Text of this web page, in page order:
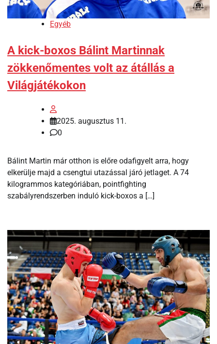
Egyéb
A kick-boxos Bálint Martinnak
zökkenőmentes volt az átállás a
Világjátékokon
2025. augusztus 11.
0
Bálint Martin már otthon is előre odafigyelt arra, hogy
elkerülje majd a csengtui utazással járó jetlaget. A 74
kilogrammos kategóriában, pointfighting
szabályrendszerben induló kick-boxos a […]